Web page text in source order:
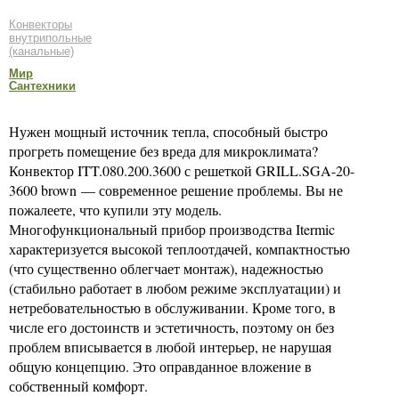
Конвекторы
внутрипольные
(канальные)
Мир
Сантехники
Нужен мощный источник тепла, способный быстро
прогреть помещение без вреда для микроклимата?
Конвектор ITT.080.200.3600 с решеткой GRILL.SGA-20-
3600 brown — современное решение проблемы. Вы не
пожалеете, что купили эту модель.
Многофункциональный прибор производства Itermic
характеризуется высокой теплоотдачей, компактностью
(что существенно облегчает монтаж), надежностью
(стабильно работает в любом режиме эксплуатации) и
нетребовательностью в обслуживании. Кроме того, в
числе его достоинств и эстетичность, поэтому он без
проблем вписывается в любой интерьер, не нарушая
общую концепцию. Это оправданное вложение в
собственный комфорт.